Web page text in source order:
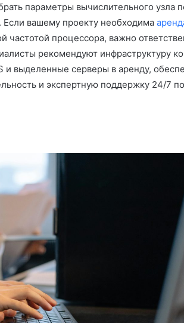
параметры вычислительного узла
Если вашему проекту необходима
частотой процессора, важно
рекомендуют инфраструктуру
выделенные серверы в аренду,
и экспертную поддержку 24/7 по